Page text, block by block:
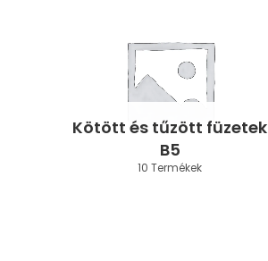
Kötött és tűzött füzetek
B5
10 Termékek